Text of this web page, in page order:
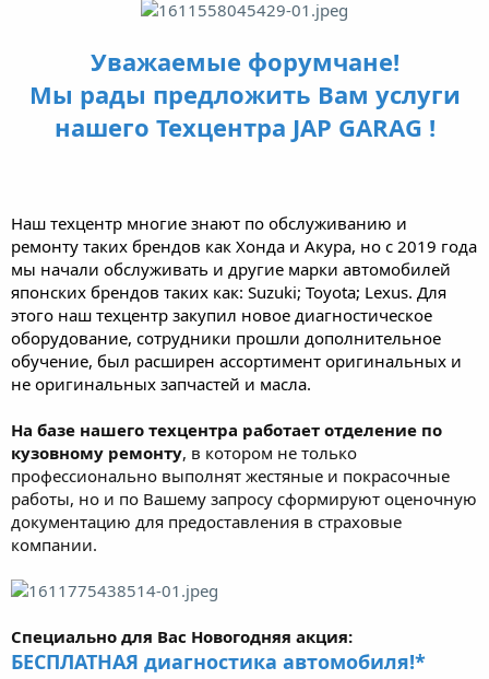
Уважаемые форумчане!
Мы рады предложить Вам услуги
нашего Техцентра JAP GARAG !
Наш техцентр многие знают по обслуживанию и
ремонту таких брендов как Хонда и Акура, но с 2019 года
мы начали обслуживать и другие марки автомобилей
японских брендов таких как: Suzuki; Toyota; Lexus. Для
этого наш техцентр закупил новое диагностическое
оборудование, сотрудники прошли дополнительное
обучение, был расширен ассортимент оригинальных и
не оригинальных запчастей и масла.
На базе нашего техцентра работает отделение по
кузовному ремонту, в котором не только
профессионально выполнят жестяные и покрасочные
работы, но и по Вашему запросу сформируют оценочную
документацию для предоставления в страховые
компании.
Специально для Вас Новогодняя акция:
БЕСПЛАТНАЯ диагностика автомобиля!*